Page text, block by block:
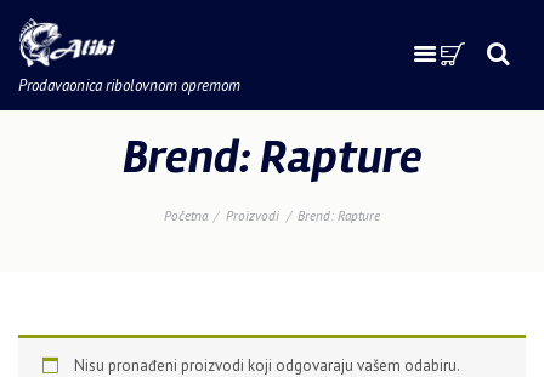
Prodavaonica ribolovnom opremom
Brend: Rapture
Početna Proizvodi Brend: Rapture
Nisu pronađeni proizvodi koji odgovaraju vašem odabiru.